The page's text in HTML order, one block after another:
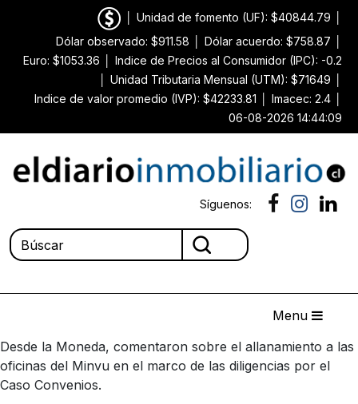
Unidad de fomento (UF): $40844.79
Dólar observado: $911.58
Dólar acuerdo: $758.87
Euro: $1053.36
Indice de Precios al Consumidor (IPC): -0.2
Unidad Tributaria Mensual (UTM): $71649
Indice de valor promedio (IVP): $42233.81
Imacec: 2.4
06-08-2026 14:44:09
Síguenos:
Menu
Desde la Moneda, comentaron sobre el allanamiento a las
oficinas del Minvu en el marco de las diligencias por el
Caso Convenios.